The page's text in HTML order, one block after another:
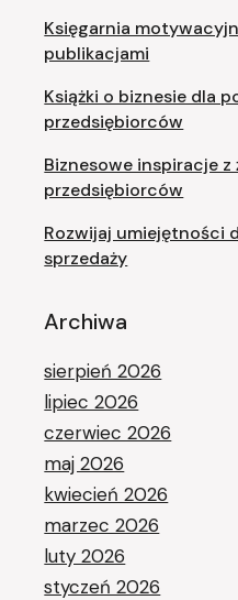
Księgarnia
publikacjami
Książki o biznesie dla
przedsiębiorców
Biznesowe inspiracje z
przedsiębiorców
Rozwijaj umiejętności
sprzedaży
Archiwa
sierpień 2026
lipiec 2026
czerwiec 2026
maj 2026
kwiecień 2026
marzec 2026
luty 2026
styczeń 2026